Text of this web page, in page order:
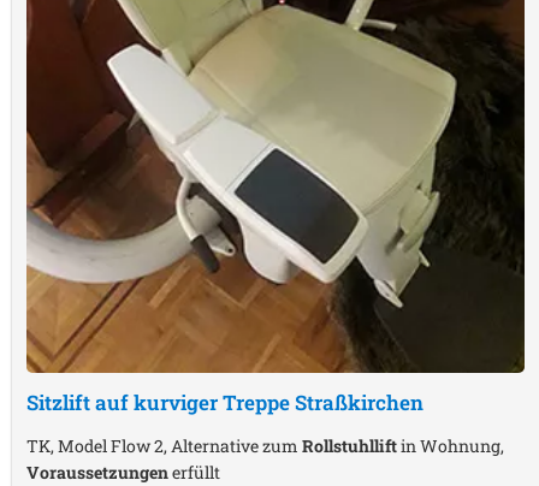
Sitzlift auf kurviger TreppeStraßkirchen
TK, Model Flow 2, Alternative zum Rollstuhlliftin Wohnung,
Voraussetzungenerfüllt